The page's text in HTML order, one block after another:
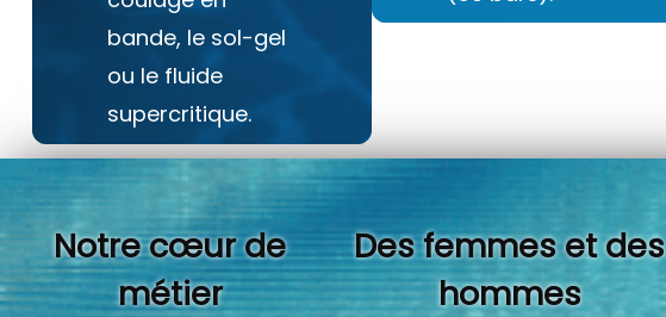
bande, le sol-gel
ou le fluide
supercritique.
Notre cœur de
métier
Des femmes et des
hommes